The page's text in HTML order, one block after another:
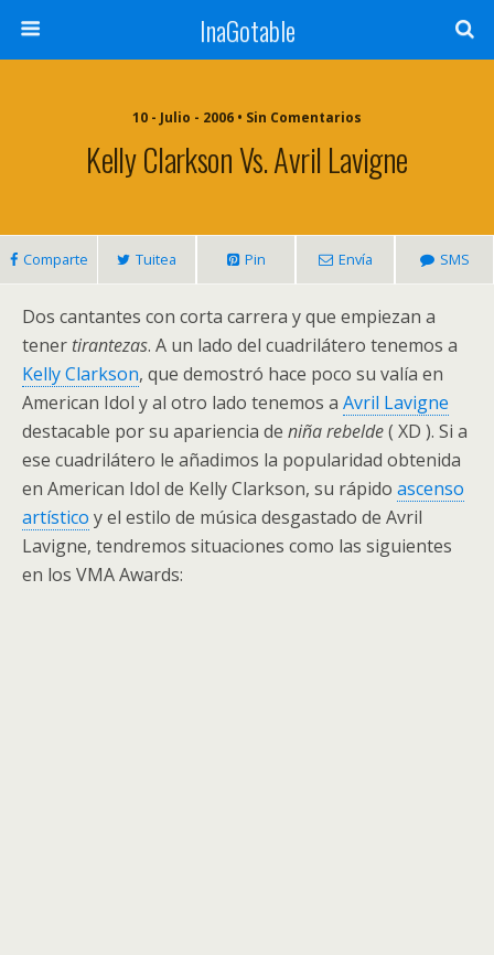
InaGotable
10 - Julio - 2006 • Sin Comentarios
Kelly Clarkson Vs. Avril Lavigne
Comparte Tuitea Pin Envía SMS
Dos cantantes con corta carrera y que empiezan a
tener tirantezas. A un lado del cuadrilátero tenemos a
Kelly Clarkson, que demostró hace poco su valía en
American Idol y al otro lado tenemos a Avril Lavigne
destacable por su apariencia de niña rebelde( XD ). Si a
ese cuadrilátero le añadimos la popularidad obtenida
en American Idol de Kelly Clarkson, su rápido ascenso
artístico y el estilo de música desgastado de Avril
Lavigne, tendremos situaciones como las siguientes
en los VMA Awards: